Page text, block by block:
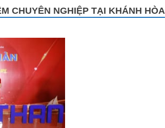
CHUYÊN NGHIỆP TẠI KHÁNH HÒA